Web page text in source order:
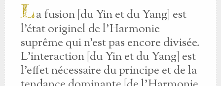
La fusion [du Yin et du Yang] est
l'état originel de l'Harmonie
suprême qui n'est pas encore divisée.
L'interaction [du Yin et du Yang] est
l'effet nécessaire du principe et de la